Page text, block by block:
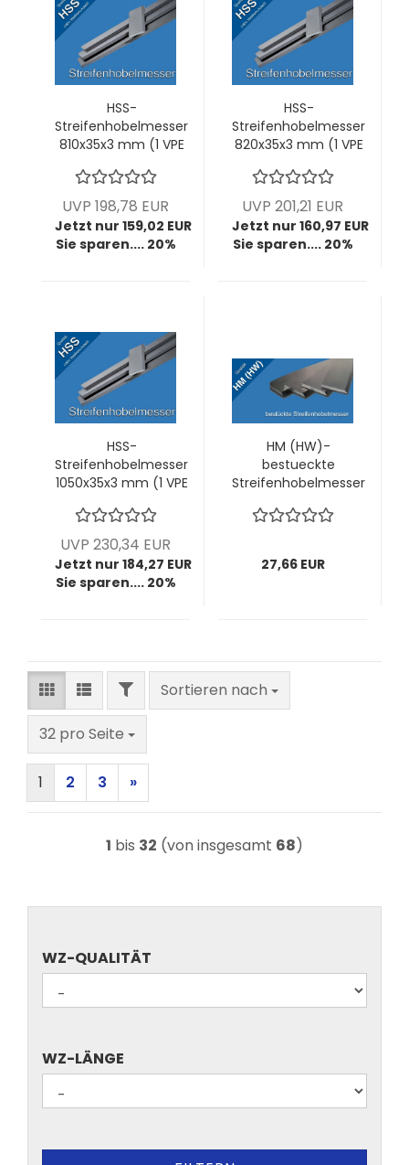
HSS-
Streifenhobelmesser
810x35x3 mm (1 VPE
UVP 198,78 EUR
Jetzt nur 159,02 EUR
Sie sparen.... 20%
HSS-
Streifenhobelmesser
820x35x3 mm (1 VPE
UVP 201,21 EUR
Jetzt nur 160,97 EUR
Sie sparen.... 20%
HSS-
Streifenhobelmesser
1050x35x3 mm (1 VPE
UVP 230,34 EUR
Jetzt nur 184,27 EUR
Sie sparen.... 20%
HM (HW)-
bestueckte
Streifenhobelmesser
= 2 Stck)
27,66 EUR
FILTERSortieren nach
Sortieren nach
32 pro Seite
pro Seite
1 2 3 »
1 bis 32 (von insgesamt 68)
WZ-
QUALITÄT
WZ-QUALITÄT
WZ-
LÄNGE
WZ-LÄNGE